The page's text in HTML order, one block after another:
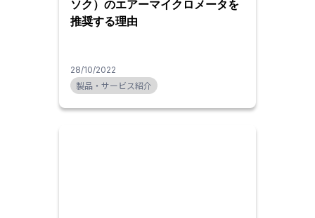
ソク）のエアーマイクロメータを
推奨する理由
28/10/2022
製品・サービス紹介